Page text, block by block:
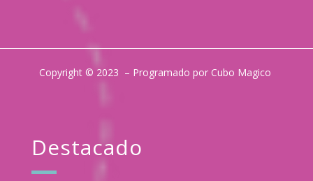
Copyright © 2023 – Programado por Cubo Magico
Destacado